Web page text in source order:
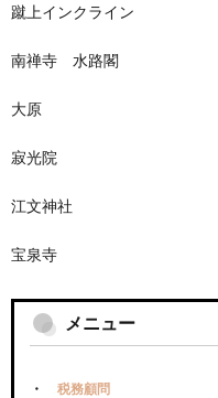
蹴上インクライン
南禅寺 水路閣
大原
寂光院
江文神社
宝泉寺
メニュー
税務顧問